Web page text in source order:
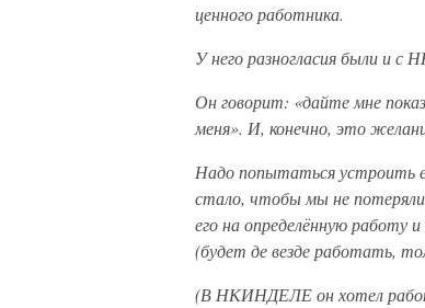
ценного работника.
У него разногласия были и с
Он говорит: «дайте мне
меня». И, конечно, это
Надо попытаться устроить
стало, чтобы мы не потеряли
его на определённую работу
(будет де везде работать,
(В НКИНДЕЛЕ он хотел